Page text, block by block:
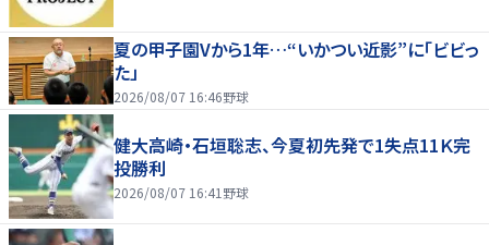
夏の甲子園Vから1年…“いかつい近影”に「ビビっ
た」
2026/08/07 16:46野球
健大高崎・石垣聡志、今夏初先発で1失点11Ｋ完
投勝利
2026/08/07 16:41 野球